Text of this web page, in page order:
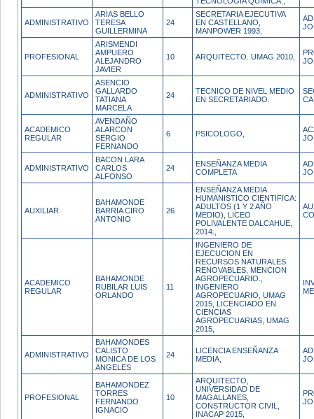
ADMINISTRATIVO
ARIAS BELLO
TERESA
GUILLERMINA
24
SECRETARIA EJECUTIVA
EN CASTELLANO,
MANPOWER 1993,
PROFESIONAL
ARISMENDI
AMPUERO
ALEJANDRO
JAVIER
10 ARQUITECTO. UMAG 2010,
ADMINISTRATIVO
ASENCIO
GALLARDO
TATIANA
MARCELA
24
TECNICO DE NIVEL MEDIO
EN SECRETARIADO.
ACADEMICO
REGULAR
AVENDAÑO
ALARCON
SERGIO
FERNANDO
6 PSICOLOGO,
ADMINISTRATIVO
BACON LARA
CARLOS
ALFONSO
24
ENSEÑANZA MEDIA
COMPLETA
AUXILIAR
BAHAMONDE
BARRIA CIRO
ANTONIO
26
ENSEÑANZA MEDIA
HUMANISTICO CIENTIFICA:
ADULTOS (1 Y 2 AÑO
MEDIO), LICEO
POLIVALENTE DALCAHUE,
2014.,
ACADEMICO
REGULAR
BAHAMONDE
RUBILAR LUIS
ORLANDO
11
INGENIERO DE
EJECUCION EN
RECURSOS NATURALES
RENOVABLES, MENCION
AGROPECUARIO.,
INGENIERO
AGROPECUARIO, UMAG
2015, LICENCIADO EN
CIENCIAS
AGROPECUARIAS, UMAG
2015,
ADMINISTRATIVO
BAHAMONDES
CALISTO
MONICA DE LOS
ANGELES
24
LICENCIA ENSEÑANZA
MEDIA,
PROFESIONAL
BAHAMONDEZ
TORRES
FERNANDO
IGNACIO
10
ARQUITECTO,
UNIVERSIDAD DE
MAGALLANES,
CONSTRUCTOR CIVIL,
INACAP 2015,